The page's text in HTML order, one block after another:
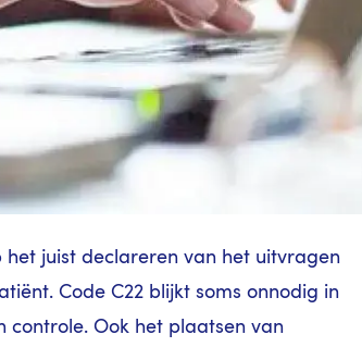
het juist declareren van het uitvragen
Code C22 blijkt soms onnodig in
controle. Ook het plaatsen van